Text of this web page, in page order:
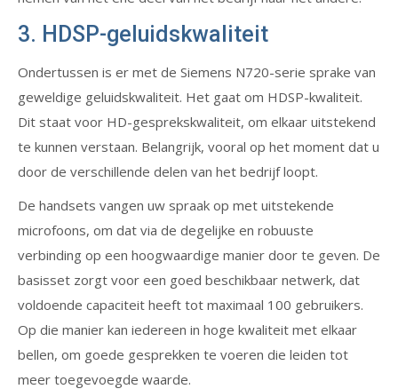
3. HDSP-geluidskwaliteit
Ondertussen is er met de Siemens N720-serie sprake van
geweldige geluidskwaliteit. Het gaat om HDSP-kwaliteit.
Dit staat voor HD-gesprekskwaliteit, om elkaar uitstekend
te kunnen verstaan. Belangrijk, vooral op het moment dat u
door de verschillende delen van het bedrijf loopt.
De handsets vangen uw spraak op met uitstekende
microfoons, om dat via de degelijke en robuuste
verbinding op een hoogwaardige manier door te geven. De
basisset zorgt voor een goed beschikbaar netwerk, dat
voldoende capaciteit heeft tot maximaal 100 gebruikers.
Op die manier kan iedereen in hoge kwaliteit met elkaar
bellen, om goede gesprekken te voeren die leiden tot
meer toegevoegde waarde.